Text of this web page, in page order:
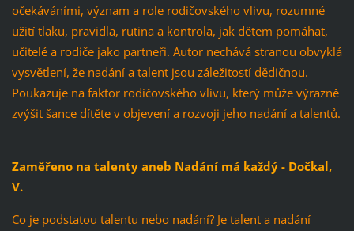
očekáváními, význam a role rodičovského vlivu, rozumné
užití tlaku, pravidla, rutina a kontrola, jak dětem pomáhat,
učitelé a rodiče jako partneři. Autor nechává stranou obvyklá
vysvětlení, že nadání a talent jsou záležitostí dědičnou.
Poukazuje na faktor rodičovského vlivu, který může výrazně
zvýšit šance dítěte v objevení a rozvoji jeho nadání a talentů.
Zaměřeno na talenty aneb Nadání má každý - Dočkal,
V.
Co je podstatou talentu nebo nadání? Je talent a nadání